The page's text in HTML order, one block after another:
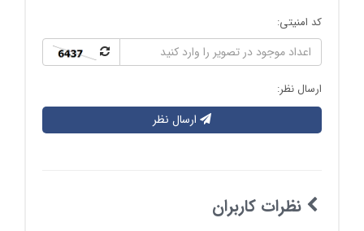
کد امنیتی:
ارسال نظر:
ارسال نظر
نظرات کاربران